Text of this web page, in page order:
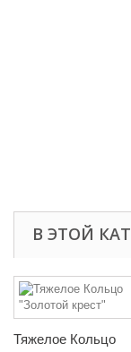
В ЭТОЙ
Тяжелое Кольцо